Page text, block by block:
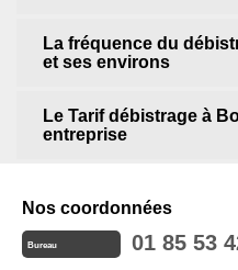
La fréquence du
et ses environs
Le Tarif débistrage à
entreprise
Nos coordonnées
Bureau 01 85 53